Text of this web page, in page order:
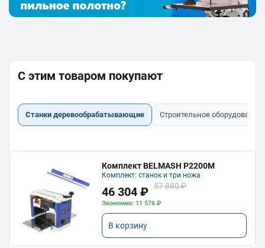
С этим товаром покупают
Станки деревообрабатывающие Строительное оборудование
Комплект BELMASH P2200M
Комплект: станок и три ножа
46 304 ₽ 57 880 ₽
Экономия: 11 576 ₽
В корзину